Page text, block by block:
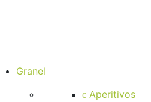
Granel
Aperitivos